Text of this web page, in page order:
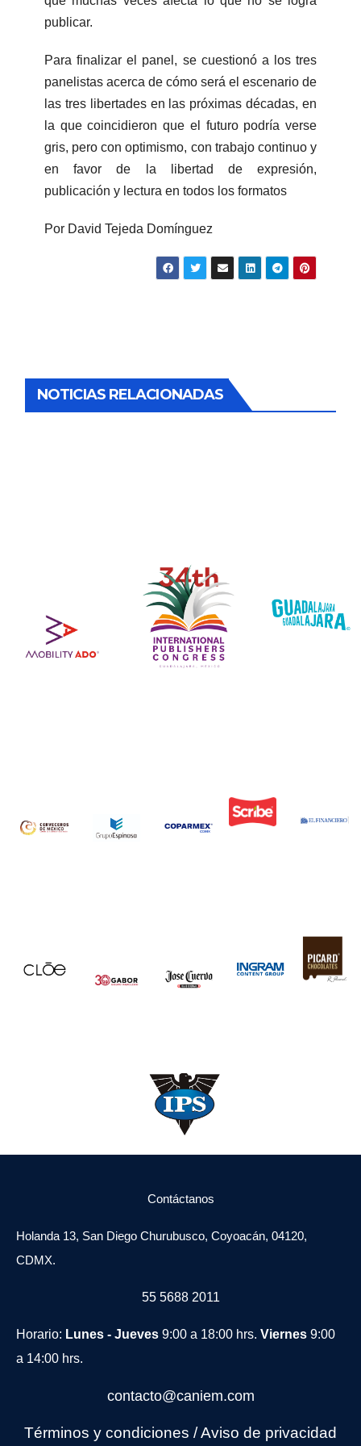
publicar.
Para finalizar el panel, se cuestionó a los tres
panelistas acerca de cómo será el escenario de
las tres libertades en las próximas décadas, en
la que coincidieron que el futuro podría verse
gris, pero con optimismo, con trabajo continuo y
en favor de la libertad de expresión,
publicación y lectura en todos los formatos
Por David Tejeda Domínguez
NOTICIAS RELACIONADAS
Contáctanos
Holanda 13, San Diego Churubusco, Coyoacán, 04120,
CDMX.
55 5688 2011
Horario: Lunes - Jueves 9:00 a 18:00 hrs. Viernes 9:00
a 14:00 hrs.
contacto@caniem.com
Términos y condiciones /Aviso de privacidad